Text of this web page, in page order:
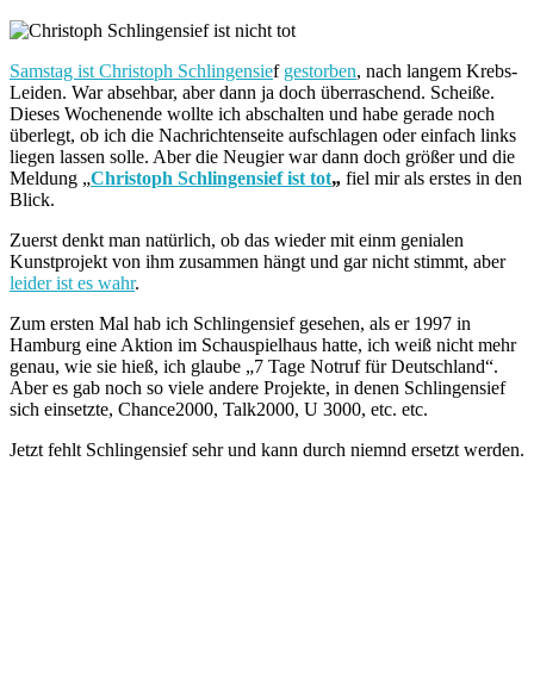
Samstag ist Christoph Schlingensief gestorben, nach langem Krebs-
Leiden. War absehbar, aber dann ja doch überraschend. Scheiße.
Dieses Wochenende wollte ich abschalten und habe gerade noch
überlegt, ob ich die Nachrichtenseite aufschlagen oder einfach links
liegen lassen solle. Aber die Neugier war dann doch größer und die
Meldung „Christoph Schlingensief ist tot„ fiel mir als erstes in den
Blick.
Zuerst denkt man natürlich, ob das wieder mit einm genialen
Kunstprojekt von ihm zusammen hängt und gar nicht stimmt, aber
leider ist es wahr.
Zum ersten Mal hab ich Schlingensief gesehen, als er 1997 in
Hamburg eine Aktion im Schauspielhaus hatte, ich weiß nicht mehr
genau, wie sie hieß, ich glaube „7 Tage Notruf für Deutschland“.
Aber es gab noch so viele andere Projekte, in denen Schlingensief
sich einsetzte, Chance2000, Talk2000, U 3000, etc. etc.
Jetzt fehlt Schlingensief sehr und kann durch niemnd ersetzt werden.